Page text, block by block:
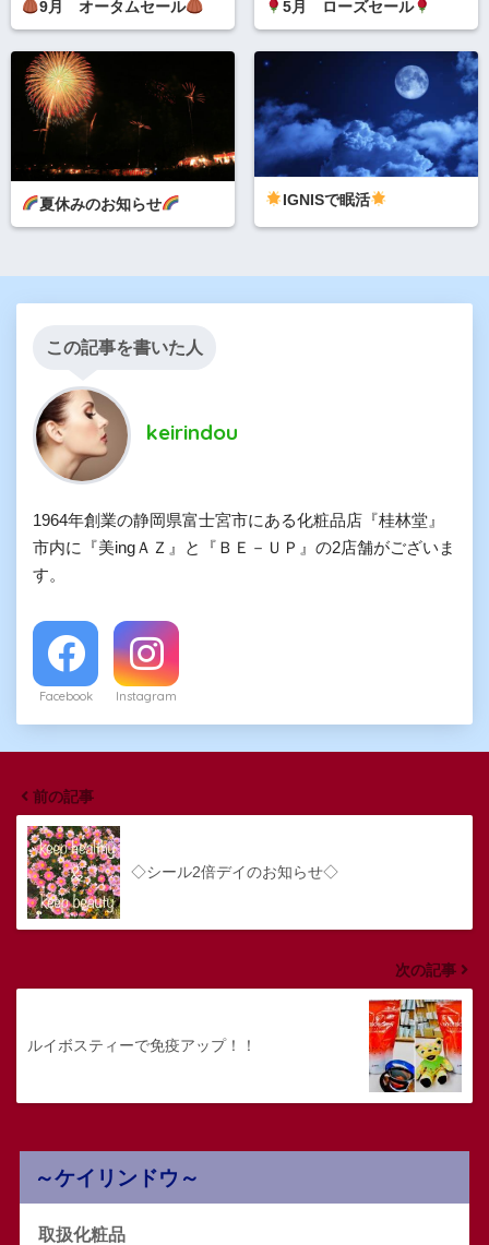
9月 オータムセール 5月 ローズセール
夏休みのお知らせ IGNISで眠活
この記事を書いた人
keirindou
1964年創業の静岡県富士宮市にある化粧品店『桂林堂』
市内に『美ingＡＺ』と『ＢＥ－ＵＰ』の2店舗がございま
す。
Facebook Instagram
前の記事
◇シール2倍デイのお知らせ◇
次の記事
ルイボスティーで免疫アップ！！
～ケイリンドウ～
取扱化粧品